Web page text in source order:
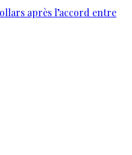
après l’accord entre